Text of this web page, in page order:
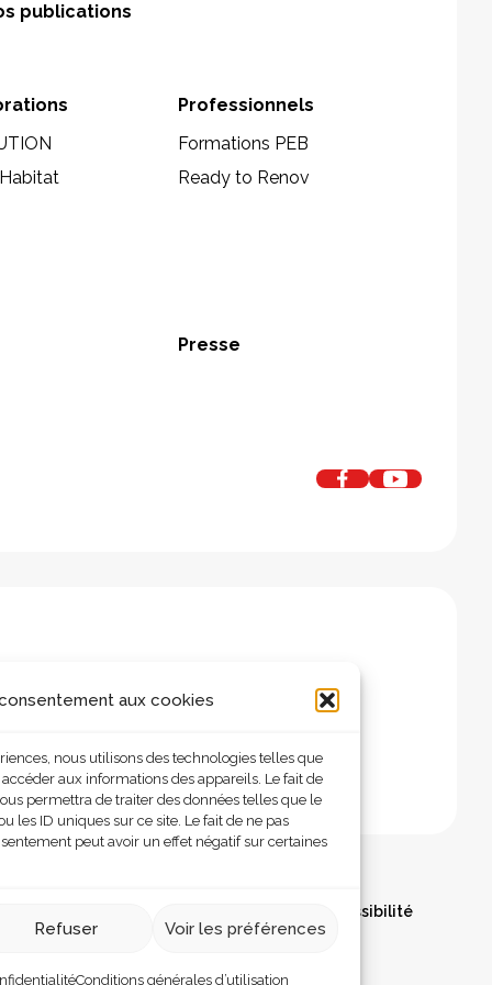
aux cookies
nous utilisons des technologies telles que
aux informations des appareils. Le fait de
permettra de traiter des données telles que le
les ID uniques sur ce site. Le fait de ne pas
peut avoir un effet négatif sur certaines
Refuser Voir les préférences
Conditions générales d’utilisation
publications
Professionnels
Formations PEB
Ready to Renov
Presse
Déclaration d’accessibilité